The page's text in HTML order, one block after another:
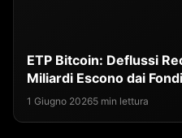
ETP Bitcoin: Deflussi
Miliardi Escono dai
1 Giugno 20265 min lettura